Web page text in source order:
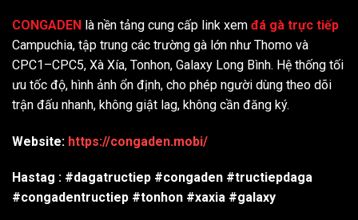
CONGADEN là nền tảng cung cấp link xem đá gà trực tiếp
Campuchia, tập trung các trường gà lớn như Thomo và
CPC1–CPC5, Xà Xía, Tonhon, Galaxy Long Bình. Hệ thống tối
ưu tốc độ, hình ảnh ổn định, cho phép người dùng theo dõi
trận đấu nhanh, không giật lag, không cần đăng ký.
Website: https://congaden.mobi/
Hastag : #dagatructiep #congaden #tructiepdaga
#congadentructiep #tonhon #xaxia #galaxy